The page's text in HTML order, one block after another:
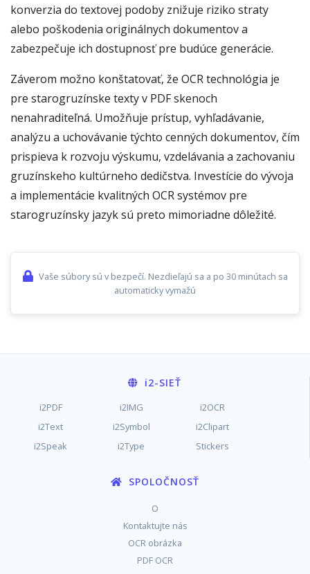
konverzia do textovej podoby znižuje riziko straty
alebo poškodenia originálnych dokumentov a
zabezpečuje ich dostupnosť pre budúce generácie.
Záverom možno konštatovať, že OCR technológia je
pre starogruzínske texty v PDF skenoch
nenahraditeľná. Umožňuje prístup, vyhľadávanie,
analýzu a uchovávanie týchto cenných dokumentov, čím
prispieva k rozvoju výskumu, vzdelávania a zachovaniu
gruzínskeho kultúrneho dedičstva. Investície do vývoja
a implementácie kvalitných OCR systémov pre
starogruzínsky jazyk sú preto mimoriadne dôležité.
Vaše súbory sú v bezpečí. Nezdieľajú sa a po 30 minútach sa
automaticky vymažú
i2-SIEŤ
i2PDF i2IMG
i2OCR
i2Text
i2Symbol
i2Clipart
i2Speak
i2Type Stickers
SPOLOČNOSŤ
O
Kontaktujte nás
OCR obrázka
PDF OCR